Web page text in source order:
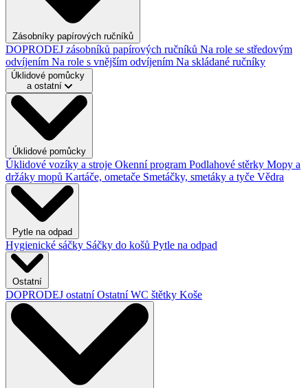
Zásobníky papírových ručníků
DOPRODEJ zásobníků papírových ručníků Na role se středovým
odvíjením Na role s vnějším odvíjením Na skládané ručníky
Úklidové pomůcky
a ostatní
Úklidové pomůcky
Úklidové vozíky a stroje Okenní program Podlahové stěrky Mopy a
držáky mopů Kartáče, ometače Smetáčky, smetáky a tyče Vědra
Pytle na odpad
Hygienické sáčky Sáčky do košů Pytle na odpad
Ostatní
DOPRODEJ ostatníOstatníWC štětky Koše